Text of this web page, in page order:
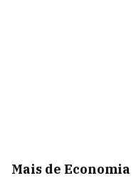
Mais de Economia